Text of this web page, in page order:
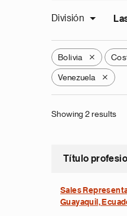
División
Bolivia X
Venezuela X
Showing 2 results
Título
Sales
Guayaquil,